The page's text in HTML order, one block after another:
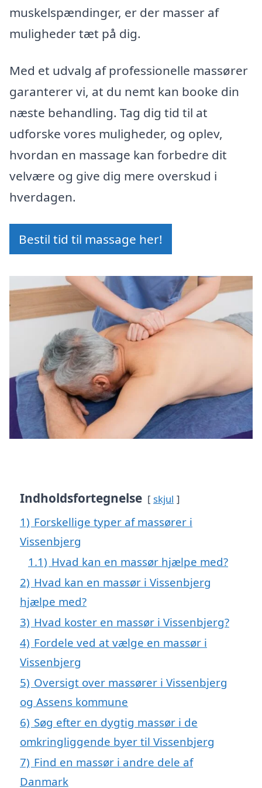
muskelspændinger, er der masser af
muligheder tæt på dig.
Med et udvalg af professionelle massører
garanterer vi, at du nemt kan booke din
næste behandling. Tag dig tid til at
udforske vores muligheder, og oplev,
hvordan en massage kan forbedre dit
velvære og give dig mere overskud i
hverdagen.
Bestil tid til massage her!
Indholdsfortegnelse skjul
1) Forskellige typer af massører i
Vissenbjerg
1.1) Hvad kan en massør hjælpe med?
2) Hvad kan en massør i Vissenbjerg
hjælpe med?
3) Hvad koster en massør i Vissenbjerg?
4) Fordele ved at vælge en massør i
Vissenbjerg
5) Oversigt over massører i Vissenbjerg
og Assens kommune
6) Søg efter en dygtig massør i de
omkringliggende byer til Vissenbjerg
7) Find en massør i andre dele af
Danmark